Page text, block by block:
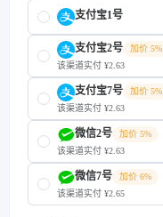
支付宝1号
支付宝2号
加价 5%
该渠道实付 ¥2.63
支付宝7号
加价 5%
该渠道实付 ¥2.63
微信2号
加价 5%
该渠道实付 ¥2.63
微信7号
加价 6%
该渠道实付 ¥2.65